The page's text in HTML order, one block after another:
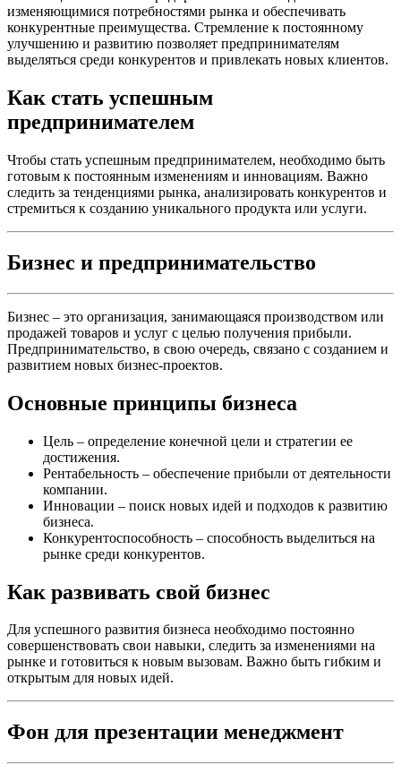
изменяющимися потребностями рынка и обеспечивать
конкурентные преимущества. Стремление к постоянному
улучшению и развитию позволяет предпринимателям
выделяться среди конкурентов и привлекать новых клиентов.
Как стать успешным
предпринимателем
Чтобы стать успешным предпринимателем, необходимо быть
готовым к постоянным изменениям и инновациям. Важно
следить за тенденциями рынка, анализировать конкурентов и
стремиться к созданию уникального продукта или услуги.
Бизнес и предпринимательство
Бизнес – это организация, занимающаяся производством или
продажей товаров и услуг с целью получения прибыли.
Предпринимательство, в свою очередь, связано с созданием и
развитием новых бизнес-проектов.
Основные принципы бизнеса
Цель – определение конечной цели и стратегии ее
достижения.
Рентабельность – обеспечение прибыли от деятельности
компании.
Инновации – поиск новых идей и подходов к развитию
бизнеса.
Конкурентоспособность – способность выделиться на
рынке среди конкурентов.
Как развивать свой бизнес
Для успешного развития бизнеса необходимо постоянно
совершенствовать свои навыки, следить за изменениями на
рынке и готовиться к новым вызовам. Важно быть гибким и
открытым для новых идей.
Фон для презентации менеджмент